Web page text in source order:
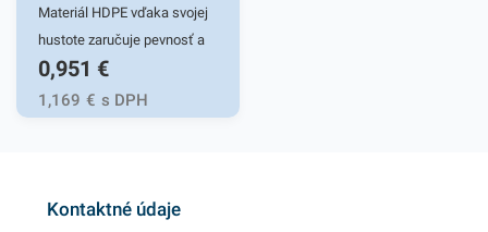
Materiál HDPE vďaka svojej
hustote zaručuje pevnosť a
odolnosť. Je netoxický, preto
sa využíva hlavne v
potravinárstve pri balení
tovare. Svoje využitie si nájdu
0,951 €
1,169 € s DPH
Kontaktné údaje